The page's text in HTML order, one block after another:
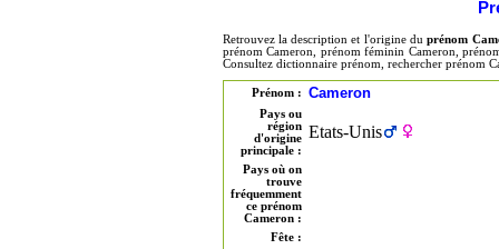
Retrouvez la description et l'origine duprénom
prénom Cameron, prénom féminin Cameron,
Consultez dictionnaire prénom, rechercher prénom
Prénom : Cameron
Pays ou
région
d'origine
principale :
Etats-Unis
Pays où on
trouve
fréquemment
ce prénom
Cameron :
Fête :